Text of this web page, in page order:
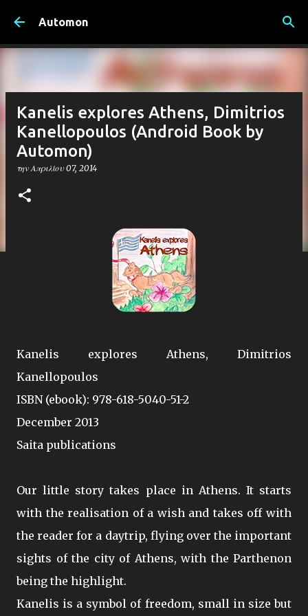
Μετάβαση στο κύριο περιεχόμενο
Automon
Kanelis explores Athens, Dimitrios
Kanellopoulos (Android Book by
Automon)
τηνΑπριλίου 07, 2014
Kanelis explores Athens, Dimitrios
Kanellopoulos
ISBN (ebook): 978-618-5040-51-2
December 2013
Saita publications
Our little story takes place in Athens. It starts
with the realisation of a wish and takes off with
the reader for a daytrip, flying over the important
sights of the city of Athens, with the Parthenon
being the highlight.
Kanelis is a symbol of freedom, small in size but